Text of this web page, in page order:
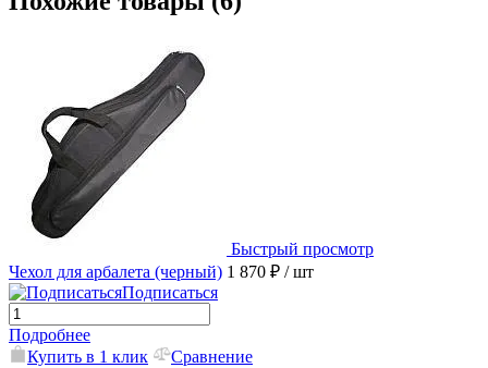
Быстрый просмотр
Чехол для арбалета (черный) 1 870 ₽ / шт
Подписаться
Подробнее
Купить в 1 клик
Сравнение